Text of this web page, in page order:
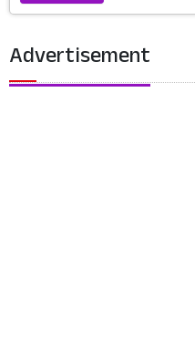
Advertisement